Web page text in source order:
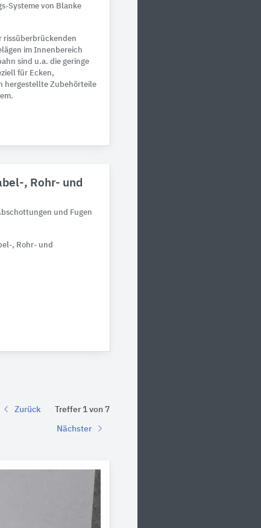
Systeme von Blanke
rissüberbrückenden
im Innenbereich
sind u.a. die geringe
für Ecken,
hergestellte Zubehörteile
, Rohr- und
und Fugen
, Rohr- und
Zurück Treffer 1 von 7
Nächster